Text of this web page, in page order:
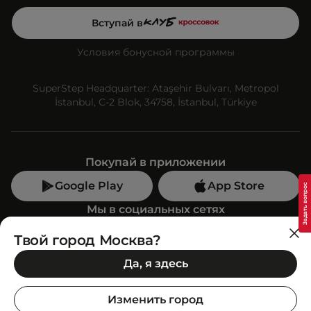
Вступай в
Условия бонусной программы
SuperStep Headquarter: Ataşehir Bulvarı, Metropol
İstanbul, C-2 Blok, 34758, İstanbul, Türkiye
Покупай в приложении
Google Play
App Store
Мы в социальных сетях
Позвони нам
+7 (499) 350-55-33
C 10:00 до 19:00
SuperStep-бот
Твой город Москва?
Да, я здесь
Изменить город